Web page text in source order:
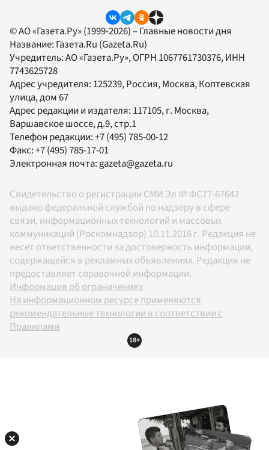
© АО «Газета.Ру» (1999-2026) – Главные новости дня
Название: Газета.Ru (Gazeta.Ru)
Учредитель:АО «Газета.Ру», ОГРН 1067761730376, ИНН
7743625728
Адрес учредителя: 125239, Россия, Москва, Коптевская
улица, дом 67
Адрес редакции и издателя: 117105, г. Москва,
Варшавское шоссе, д.9, стр.1
Телефон редакции:+7 (495) 785-00-12
Факс:+7 (495) 785-17-01
Электронная почта:gazeta@gazeta.ru
Свидетельство о регистрации СМИ Эл № ФС77-67642
выдано федеральной службой по надзору в сфере
связи, информационных технологий и массовых
коммуникаций (Роскомнадзор) 10.11.2016 г. Редакция не
несет ответственности за достоверность информации,
содержащейся в рекламных объявлениях. Редакция не
предоставляет справочной информации.
Информация об ограничениях
На информационном ресурсе применяются
рекомендательные технологии в соответствии с
Правилами
18+